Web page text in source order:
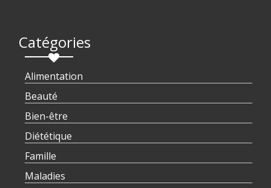
Catégories
Alimentation
Beauté
Bien-être
Diététique
Famille
Maladies